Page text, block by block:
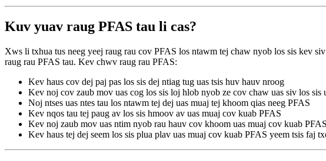
Kuv yuav raug PFAS tau li cas?
Xws li txhua tus neeg yeej raug rau cov PFAS los ntawm tej chaw nyob los sis kev
raug rau PFAS tau. Kev chwv raug rau PFAS:
Kev haus cov dej paj pas los sis dej ntiag tug uas tsis huv hauv nroog
Kev noj cov zaub mov uas cog los sis loj hlob nyob ze cov chaw uas siv los sis
Noj ntses uas ntes tau los ntawm tej dej uas muaj tej khoom qias neeg PFAS
Kev nqos tau tej paug av los sis hmoov av uas muaj cov kuab PFAS
Kev noj zaub mov uas ntim nyob rau hauv cov khoom uas muaj cov kuab PFAS
Kev haus tej dej seem los sis plua plav uas muaj cov kuab PFAS yeem tsis